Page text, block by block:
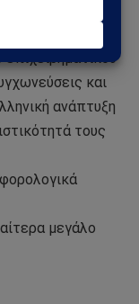
του
επιχειρηματικού
και
ανάπτυξη
τους
μεγάλο